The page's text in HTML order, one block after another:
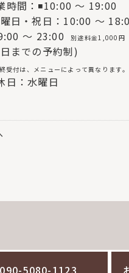
時間：◾10:00 〜 19:00
日・祝日：10:00 〜
〜 23:00
別途料金1,000円
までの予約制)
受付は、メニューによって異なります。
日：水曜日
5080-1123